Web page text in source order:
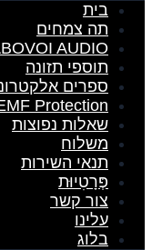
בית
תה צמחים
AUDIO
תוספי תזונה
ספרים
Protection
שאלות נפוצות
משלוח
תנאי השירות
פְּרָטִיוּת
צור קשר
עלינו
בלוג